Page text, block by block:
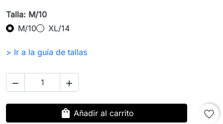
Talla: M/10
M/10
XL/14
> Ir a la guía de tallas
 
shopping_bag Añadir al carrito favorite_border